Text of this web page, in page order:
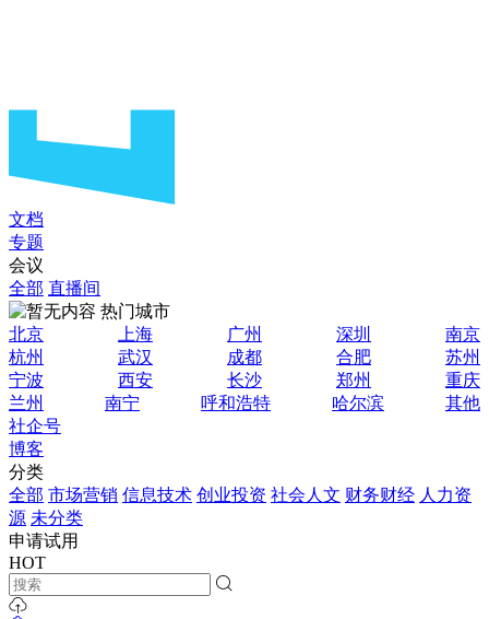
文档
专题
会议
全部 直播间
热门城市
北京
上海 广州 深圳
南京
杭州
武汉 成都 合肥
苏州
宁波
西安 长沙 郑州
重庆
兰州
南宁 呼和浩特 哈尔滨
其他
社企号
博客
分类
全部 市场营销 信息技术 创业投资 社会人文 财务财经 人力资
源 未分类
申请试用
HOT